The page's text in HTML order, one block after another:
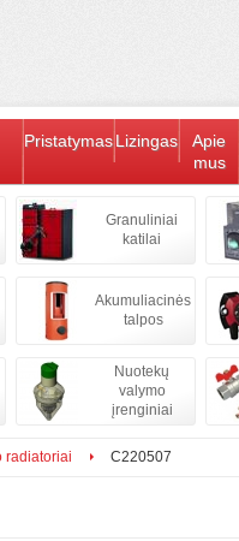
PristatymasLizingas
Apie
mus
Granuliniai
katilai
Akumuliacinės
talpos
Nuotekų
valymo
įrenginiai
radiatoriai C220507